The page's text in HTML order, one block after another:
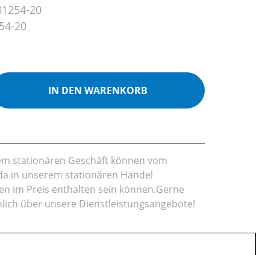
20
20
den gewünschten Wert ein oder
IN DEN WARENKORB
stationären Geschäft können vom
in unserem stationären Handel
im Preis enthalten sein können.Gerne
über unsere Dienstleistungsangebote!